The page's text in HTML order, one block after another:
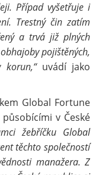
Případ vyšetřuje i
Trestný čin zatím
a trvá již plných
pojištěných,
uvádí jako
Global Fortune
v České
žebříčku Global
těchto společností
manažera. Z